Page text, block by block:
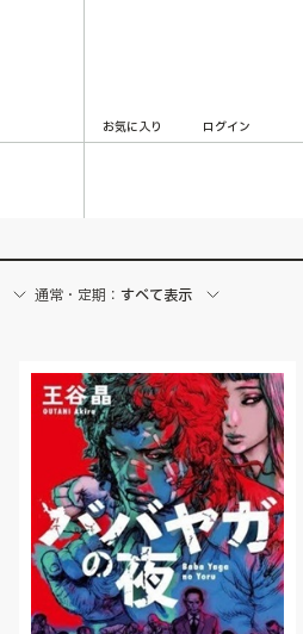
お気に入り ログイン
通常・定期： すべて表示